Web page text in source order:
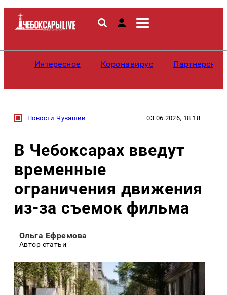
Интересное Коронавирус
Новости Чувашии 03.06.2026, 18:18
В Чебоксарах введут
временные
ограничения движения
из-за съемок фильма
Ольга Ефремова
Автор статьи